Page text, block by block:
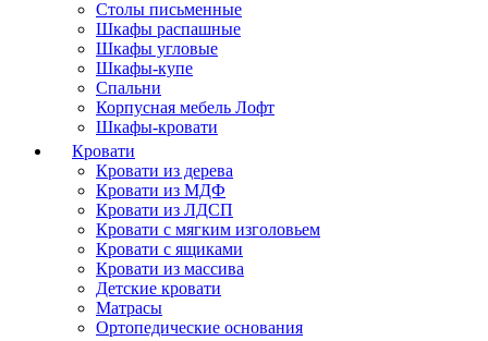
Столы письменные
Шкафы распашные
Шкафы угловые
Шкафы-купе
Спальни
Корпусная мебель Лофт
Шкафы-кровати
Кровати
Кровати из дерева
Кровати из МДФ
Кровати из ЛДСП
Кровати с мягким изголовьем
Кровати с ящиками
Кровати из массива
Детские кровати
Матрасы
Ортопедические основания